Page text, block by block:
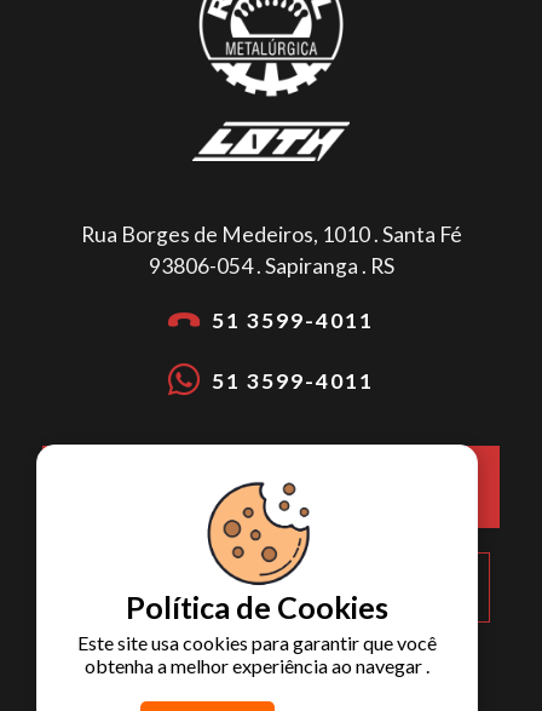
Rua Borges de Medeiros, 1010 . Santa Fé
93806-054 . Sapiranga . RS
51 3599-4011
51 3599-4011
COMO CHEGAR NA METALÚRGICA
LOTH?
Política de Cookies
Este site usa cookies para garantir que você
obtenha a melhor experiência ao navegar .